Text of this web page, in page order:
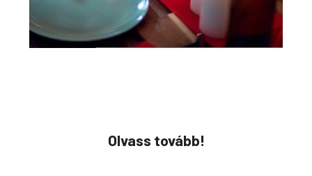
Olvass tovább!